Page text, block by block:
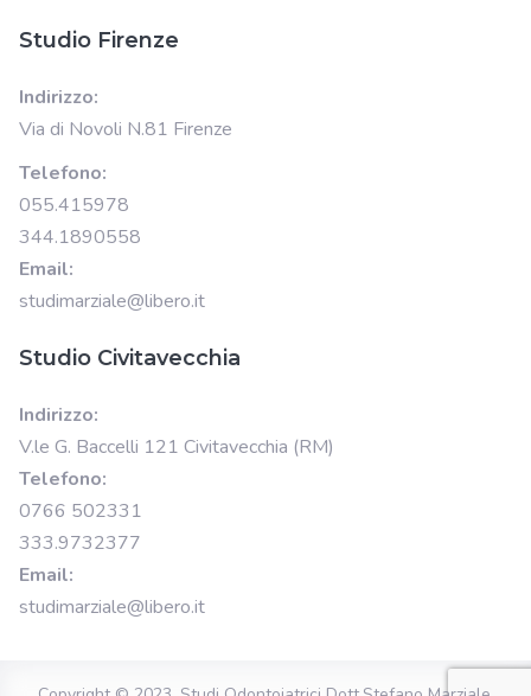
Studio Firenze
Indirizzo:
Via di Novoli N.81 Firenze
Telefono:
055.415978
344.1890558
Email:
studimarziale@libero.it
Studio Civitavecchia
Indirizzo:
V.le G. Baccelli 121 Civitavecchia (RM)
Telefono:
0766 502331
333.9732377
Email:
studimarziale@libero.it